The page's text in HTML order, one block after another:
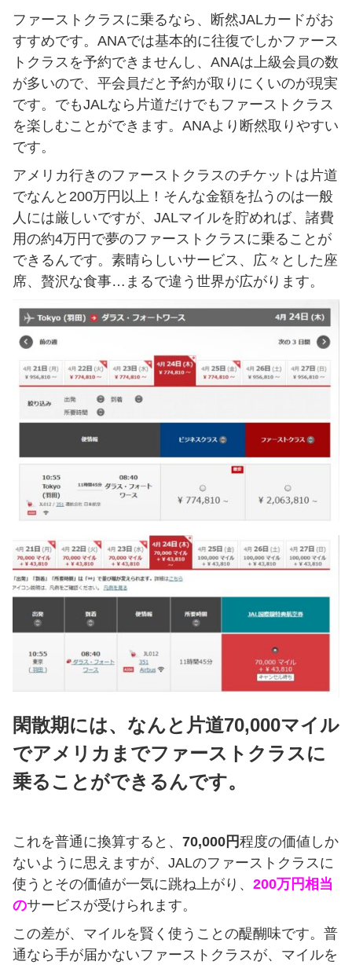
ファーストクラスに乗るなら、断然JALカードがお
すすめです。ANAでは基本的に往復でしかファース
トクラスを予約できませんし、ANAは上級会員の数
が多いので、平会員だと予約が取りにくいのが現実
です。でもJALなら片道だけでもファーストクラス
を楽しむことができます。ANAより断然取りやすい
です。
アメリカ行きのファーストクラスのチケットは片道
でなんと200万円以上！そんな金額を払うのは一般
人には厳しいですが、JALマイルを貯めれば、諸費
用の約4万円で夢のファーストクラスに乗ることが
できるんです。素晴らしいサービス、広々とした座
席、贅沢な食事…まるで違う世界が広がります。
閑散期には、なんと片道70,000マイル
でアメリカまでファーストクラスに
乗ることができるんです。
これを普通に換算すると、 70,000円程度の価値しか
ないように思えますが、JALのファーストクラスに
使うとその価値が一気に跳ね上がり、 200万円相当
のサービスが受けられます。
この差が、マイルを賢く使うことの醍醐味です。普
通なら手が届かないファーストクラスが、マイルを